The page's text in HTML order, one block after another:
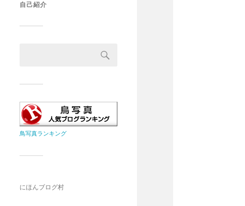
自己紹介
鳥写真ランキング
にほんブログ村